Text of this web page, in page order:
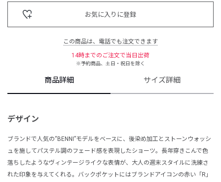
お気に入りに登録
この商品は、電話でも注文できます
14時までのご注文で当日出荷
※予約商品、土日・祝日を除く
商品詳細 サイズ詳細
デザイン
ブランドで人気の“BENNI”モデルをベースに、後染め加工とストーンウォッシ
ュを施してパステル調のフェード感を表現したショーツ。長年穿きこんで色
落ちしたようなヴィンテージライクな表情が、大人の週末スタイルに洗練さ
れた印象を与えてくれる。バックポケットにはブランドアイコンの赤い「R」